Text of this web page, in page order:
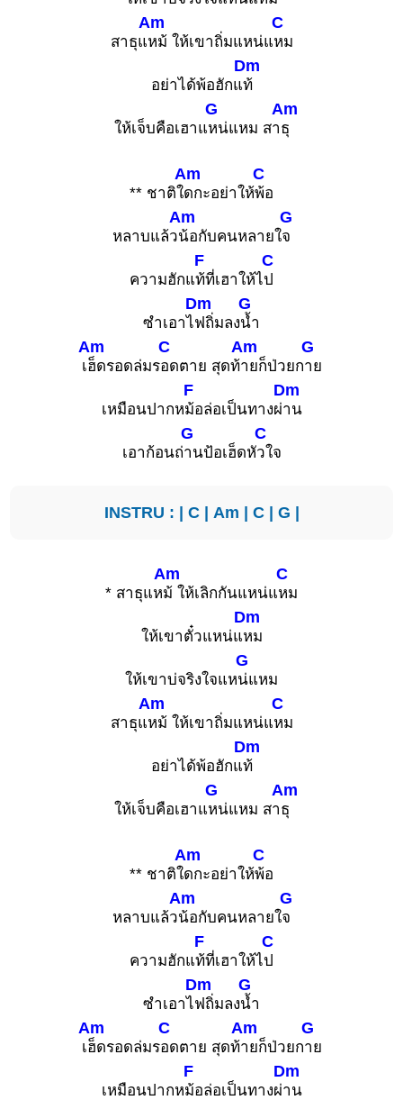
สาธุแ
Am
หม้ ให้เขาถิ่มแหน่แ
C
หม
อย่าได้พ้อฮักแ
Dm
ท้
ให้เจ็บคือเฮาแ
G
หน่แหม สา
Am
ธุ
** ชาติใ
Am
ดกะอย่าให้
C
พ้อ
หลาบแล้ว
Am
น้อกับคนหลายใ
G
จ
ความฮักแ
F
ท้ที่เฮาให้ไ
C
ป
ซำเอาไ
Dm
ฟถิ่มลง
G
น้ำ
เ
Am
ฮ็ดรอดล่มร
C
อดตาย สุดท้
Am
ายก็ป่วยก
G
าย
เหมือนปากห
F
ม้อล่อเป็นทางผ่
Dm
าน
เอาก้อนถ่
G
านป้อเฮ็ดหั
C
วใจ
INSTRU : | C| Am | C| G |
* สาธุแห
Am
ม้ ให้เลิกกันแหน่แ
C
หม
ให้เขาตั๋วแหน่แ
Dm
หม
ให้เขาบ่จริงใจแห
G
น่แหม
สาธุแ
Am
หม้ ให้เขาถิ่มแหน่แ
C
หม
อย่าได้พ้อฮักแ
Dm
ท้
ให้เจ็บคือเฮาแ
G
หน่แหม สา
Am
ธุ
** ชาติใ
Am
ดกะอย่าให้
C
พ้อ
หลาบแล้ว
Am
น้อกับคนหลายใ
G
จ
ความฮักแ
F
ท้ที่เฮาให้ไ
C
ป
ซำเอาไ
Dm
ฟถิ่มลง
G
น้ำ
เ
Am
ฮ็ดรอดล่มร
C
อดตาย สุดท้
Am
ายก็ป่วยก
G
าย
เหมือนปากห
F
ม้อล่อเป็นทางผ่
Dm
าน